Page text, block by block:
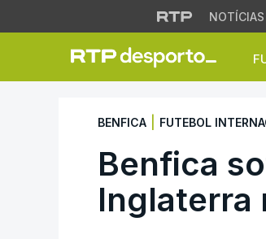
NOTÍCIAS
Benfica
BENFICA FUTEBOL
Benfica
Inglaterra